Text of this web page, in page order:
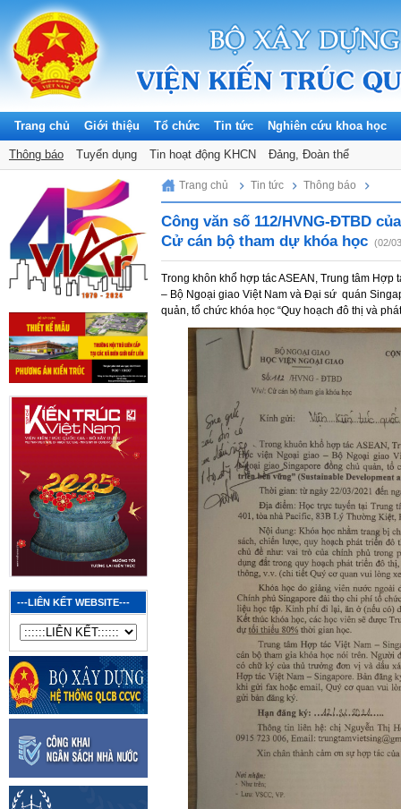
Trang chủ Giới thiệu Tổ chức Tin tức
Thông báo Tuyển dụng Tin hoạt động KHCN Đảng, Đoàn thể
Nghiên cứu khoa học
Friday, 07/08/2026
---LIÊN KẾT WEBSITE---
Trang chủ Tin tức Thông báo
Công văn số 112/HVNG-ĐTBD
Cử cán bộ tham dự khóa học (02/
Trong khôn khổ hợp tác ASEAN, Trung tâm
– Bộ Ngoại giao Việt Nam và Đại sứ quán
quản, tổ chức khóa học “Quy hoạch đô thị và